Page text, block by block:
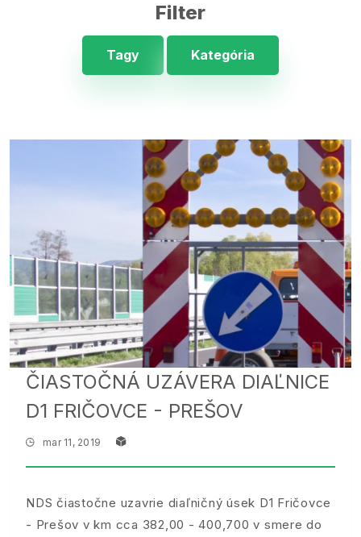
Filter
Tagy Kategória
ČIASTOČNÁ UZÁVERA DIAĽNICE
D1 FRIČOVCE - PREŠOV
mar 11, 2019
NDS čiastočne uzavrie diaľničný úsek D1 Fričovce
- Prešov v km cca 382,00 - 400,700 v smere do